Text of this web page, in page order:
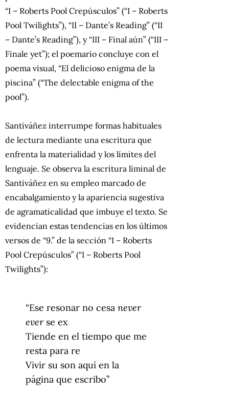
“I – Roberts Pool Crepúsculos” (“I – Roberts
Pool Twilights”), “II – Dante’s Reading” (“II
– Dante’s Reading”), y “III – Final aún” (“III –
Finale yet”); el poemario concluye con el
poema visual, “El delicioso enigma de la
piscina” (“The delectable enigma of the
pool”).
Santiváñez interrumpe formas habituales
de lectura mediante una escritura que
enfrenta la materialidad y los límites del
lenguaje. Se observa la escritura liminal de
Santiváñez en su empleo marcado de
encabalgamiento y la apariencia sugestiva
de agramaticalidad que imbuye el texto. Se
evidencian estas tendencias en los últimos
versos de “9.” de la sección “I – Roberts
Pool Crepúsculos” (“I – Roberts Pool
Twilights”):
“Ese resonar no cesa never
ever se ex
Tiende en el tiempo que me
resta para re
Vivir su son aquí en la
página que escribo”